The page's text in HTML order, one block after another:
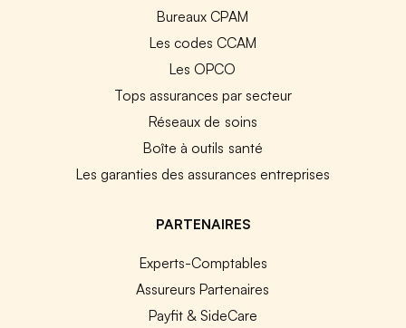
Bureaux CPAM
Les codes CCAM
Les OPCO
Tops assurances par secteur
Réseaux de soins
Boîte à outils santé
Les garanties des assurances entreprises
PARTENAIRES
Experts-Comptables
Assureurs Partenaires
Payfit & SideCare